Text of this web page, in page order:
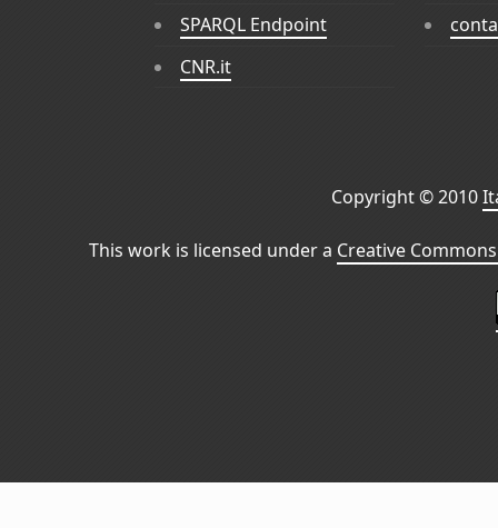
SPARQL Endpoint
CNR.it
Copyright © 2010
This work is licensed under a Creative